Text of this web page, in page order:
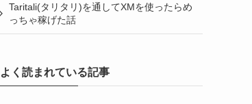
Taritali(タリタリ)を通してXMを使ったらめ
っちゃ稼げた話
よく読まれている記事